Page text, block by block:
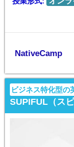
NativeCamp
ビジネス特化型の
SUPIFUL（スピ